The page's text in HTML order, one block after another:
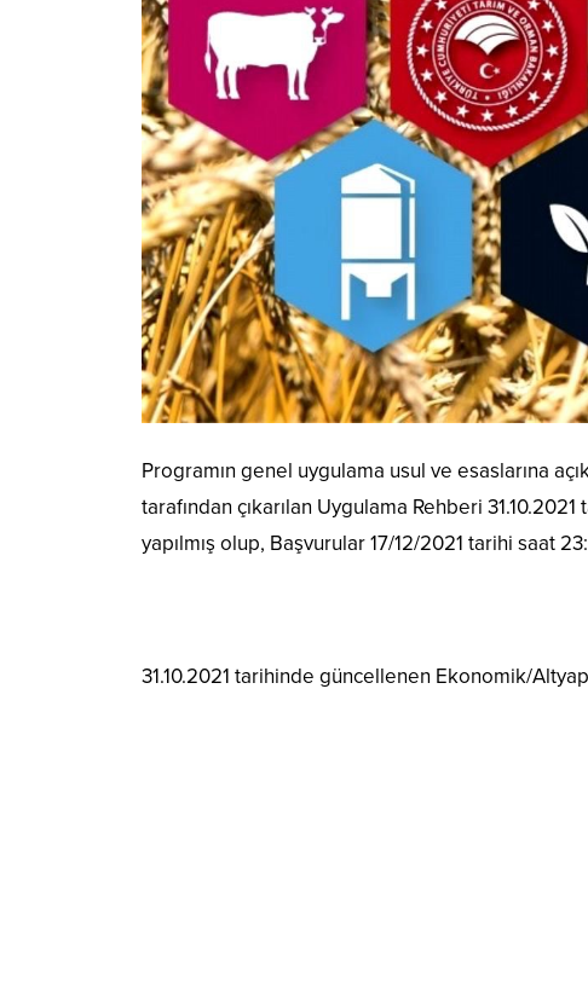
Programın genel uygulama usul ve esaslarına
tarafından çıkarılan Uygulama Rehberi
yapılmış olup, Başvurular 17/12/2021 tarihi saat
31.10.2021 tarihinde güncellenen Ekonomik/